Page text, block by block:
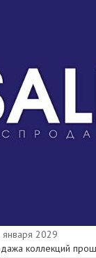
2029
коллекций